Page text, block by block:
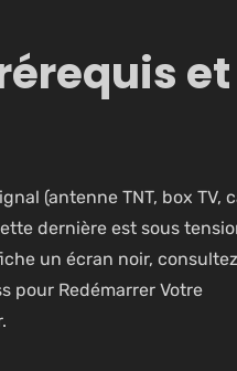
et
(antenne TNT, box TV,
dernière est sous
un écran noir, consultez
pour Redémarrer Votre